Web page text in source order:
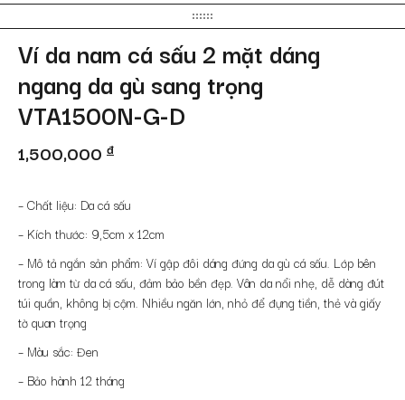
Ví da nam cá sấu 2 mặt dáng
ngang da gù sang trọng
VTA1500N-G-D
1,500,000 đ
– Chất liệu: Da cá sấu
– Kích thước: 9,5cm x 12cm
– Mô tả ngắn sản phẩm: Ví gập đôi dáng đứng da gù cá sấu. Lớp bên
trong làm từ da cá sấu, đảm bảo bền đẹp. Vân da nổi nhẹ, dễ dàng đút
túi quần, không bị cộm. Nhiều ngăn lớn, nhỏ để đựng tiền, thẻ và giấy
tờ quan trọng
– Màu sắc: Đen
– Bảo hành 12 tháng